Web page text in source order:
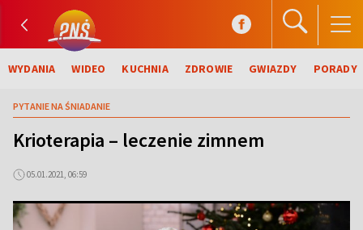
WYDANIA WIDEO KUCHNIA ZDROWIE GWIAZDY PORADY
PYTANIE NA ŚNIADANIE
Krioterapia – leczenie zimnem
05.01.2021, 06:59